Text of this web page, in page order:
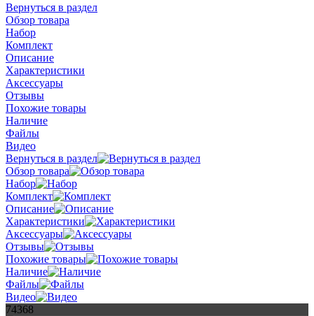
Вернуться в раздел
Обзор товара
Набор
Комплект
Описание
Характеристики
Аксессуары
Отзывы
Похожие товары
Наличие
Файлы
Видео
Вернуться в раздел
Обзор товара
Набор
Комплект
Описание
Характеристики
Аксессуары
Отзывы
Похожие товары
Наличие
Файлы
Видео
74368